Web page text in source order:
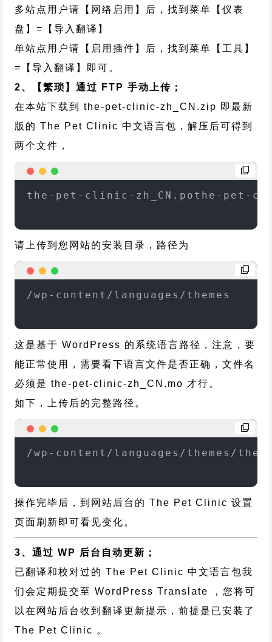
多站点用户请【网络启用】后，找到菜单【仪表
盘】=【导入翻译】
单站点用户请【启用插件】后，找到菜单【工具】
=【导入翻译】即可。
2、【繁琐】通过 FTP 手动上传；
在本站下载到the-pet-clinic-zh_CN.zip 即最新
版的 The Pet Clinic 中文语言包，解压后可得到
两个文件，
the-pet-clinic-zh_CN.pothe-pet-
请上传到您网站的安装目录，路径为
/wp-content/languages/themes
这是基于 WordPress 的系统语言路径，注意，要
能正常使用，需要看下语言文件是否正确，文件名
必须是 the-pet-clinic-zh_CN.mo 才行。
如下，上传后的完整路径。
/wp-content/languages/themes/
操作完毕后，到网站后台的 The Pet Clinic 设置
页面刷新即可看见变化。
3、通过 WP 后台自动更新；
已翻译和校对过的 The Pet Clinic 中文语言包我
们会定期提交至 WordPress Translate ，您将可
以在网站后台收到翻译更新提示，前提是已安装了
The Pet Clinic 。